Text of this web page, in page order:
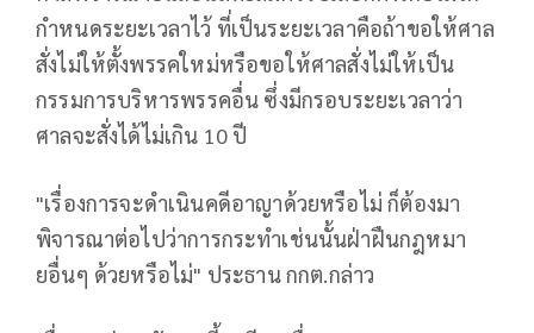
กำหนดระยะเวลาไว้ ที่เป็นระยะเวลาคือถ้าขอให้ศาล
สั่งไม่ให้ตั้งพรรคใหม่หรือขอให้ศาลสั่งไม่ให้เป็น
กรรมการบริหารพรรคอื่น ซึ่งมีกรอบระยะเวลาว่า
ศาลจะสั่งได้ไม่เกิน 10 ปี
"เรื่องการจะดำเนินคดีอาญาด้วยหรือไม่ ก็ต้องมา
พิจารณาต่อไปว่าการกระทำเช่นนั้นฝ่าฝืนกฎหมา
ยอื่นๆ ด้วยหรือไม่" ประธาน กกต.กล่าว